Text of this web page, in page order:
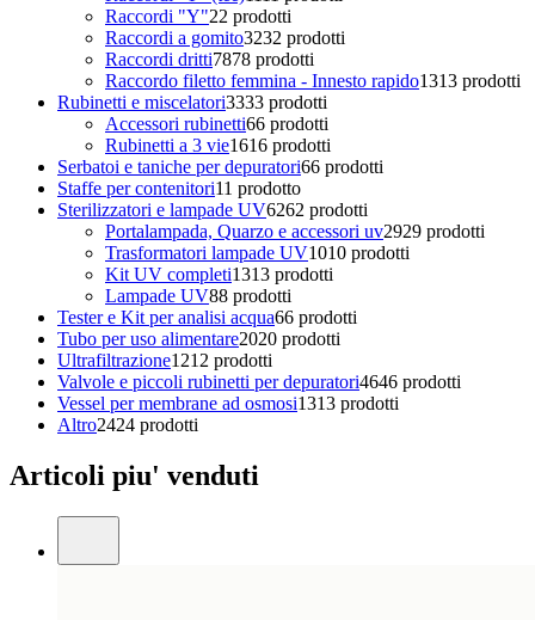
Raccordi "Y"22 prodotti
Raccordi a gomito3232 prodotti
Raccordi dritti7878 prodotti
Raccordo filetto femmina - Innesto rapido1313 prodotti
Rubinetti e miscelatori3333 prodotti
Accessori rubinetti66 prodotti
Rubinetti a 3 vie1616 prodotti
Serbatoi e taniche per depuratori66 prodotti
Staffe per contenitori11 prodotto
Sterilizzatori e lampade UV6262 prodotti
Portalampada, Quarzo e accessori uv2929 prodotti
Trasformatori lampade UV1010 prodotti
Kit UV completi1313 prodotti
Lampade UV88 prodotti
Tester e Kit per analisi acqua66 prodotti
Tubo per uso alimentare2020 prodotti
Ultrafiltrazione1212 prodotti
Valvole e piccoli rubinetti per depuratori4646 prodotti
Vessel per membrane ad osmosi1313 prodotti
Altro2424 prodotti
Articoli piu' venduti